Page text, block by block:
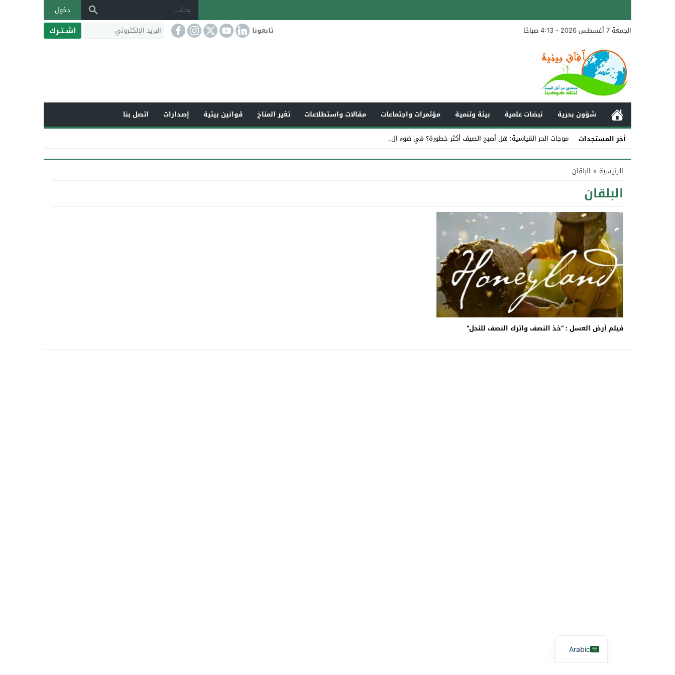
دخول
الجمعة 7 أغسطس 2026 - 4:13 صباحًا
تابعونا اشـتـرك
شؤون بحرية نبضات علمية بيئة وتنمية مؤتمرات واجتماعات مقالات واستطلاعات تغير المناخ قوانين بيئية إصدارات
اتصل بنا
أخر المستجدات
موجات الحر القياسية: هل أصبح الصيف أكثر خطورة؟ في ضوء التغير_
Stop
الرئيسية » البلقان
البلقان
فيلم أرض العسل : “خذ النصف واترك النصف للنحل”
Arabic